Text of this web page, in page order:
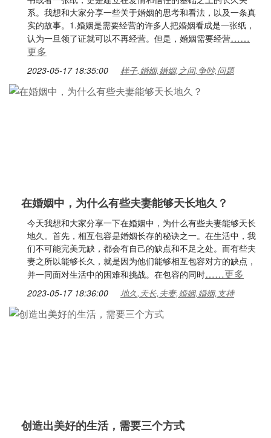
系。我想和大家分享一些关于婚姻的思考和看法，以及一条真
实的故事。1.婚姻是需要经营的许多人把婚姻看成是一张纸，
认为一旦领了证就可以不再经营。但是，婚姻需要经营……
更多
2023-05-17 18:35:00 样子,婚姻,婚姻,之间,争吵,问题
在婚姻中，为什么有些夫妻能够天长地久？
今天我想和大家分享一下在婚姻中，为什么有些夫妻能够天长
地久。首先，相互包容是婚姻长存的秘诀之一。在生活中，我
们不可能完美无缺，都会有自己的缺点和不足之处。而有些夫
妻之所以能够长久，就是因为他们能够相互包容对方的缺点，
并一同面对生活中的困难和挑战。在包容的同时……更多
2023-05-17 18:36:00 地久,天长,夫妻,婚姻,婚姻,支持
创造出美好的生活，需要三个方式